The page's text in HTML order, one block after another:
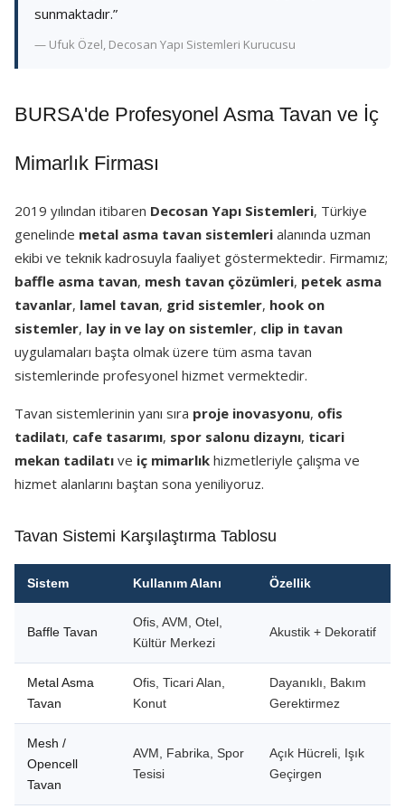
sunmaktadır.”
— Ufuk Özel, Decosan Yapı Sistemleri Kurucusu
BURSA'de Profesyonel Asma Tavan ve İç
Mimarlık Firması
2019 yılından itibaren Decosan Yapı Sistemleri, Türkiye
genelinde metal asma tavan sistemleri alanında uzman
ekibi ve teknik kadrosuyla faaliyet göstermektedir. Firmamız;
baffle asma tavan, mesh tavan çözümleri, petek asma
tavanlar, lamel tavan, grid sistemler, hook on
sistemler, lay in ve lay on sistemler, clip in tavan
uygulamaları başta olmak üzere tüm asma tavan
sistemlerinde profesyonel hizmet vermektedir.
Tavan sistemlerinin yanı sıra proje inovasyonu, ofis
tadilatı, cafe tasarımı, spor salonu dizaynı, ticari
mekan tadilatı ve iç mimarlık hizmetleriyle çalışma ve
hizmet alanlarını baştan sona yeniliyoruz.
Tavan Sistemi Karşılaştırma Tablosu
Sistem Kullanım Alanı Özellik
Baffle Tavan
Ofis, AVM, Otel,
Kültür Merkezi
Akustik + Dekoratif
Metal Asma
Tavan
Ofis, Ticari Alan,
Konut
Dayanıklı, Bakım
Gerektirmez
Mesh /
Opencell
Tavan
AVM, Fabrika, Spor
Tesisi
Açık Hücreli, Işık
Geçirgen